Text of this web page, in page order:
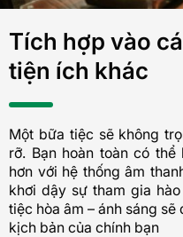
Tích hợp vào
tiện ích khác
Một bữa tiệc sẽ không
rỡ. Bạn hoàn toàn có
hơn với hệ thống âm
khơi dậy sự tham gia
tiệc hòa âm – ánh sáng
kịch bản của chính bạn